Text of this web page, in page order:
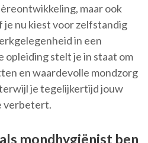
maar ook
nu kiest voor zelfstandig
in een
opleiding stelt je in staat om
en waardevolle mondzorg
je tegelijkertijd jouw
verbetert.
mondhygiënist ben